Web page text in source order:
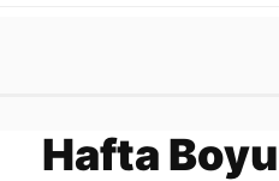
Hafta